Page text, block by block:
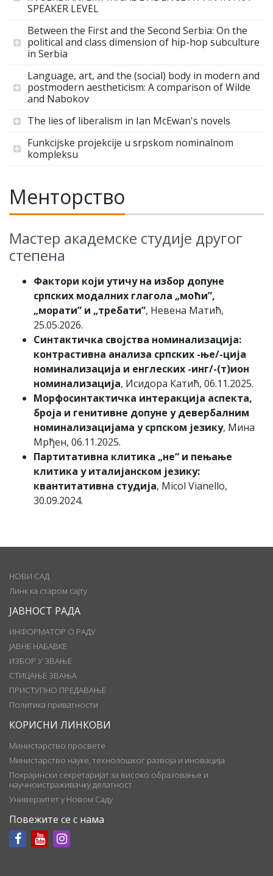
SPEAKER LEVEL
Between the First and the Second Serbia: On the
political and class dimension of hip-hop subculture
in Serbia
Language, art, and the (social) body in modern and
postmodern aestheticism: A comparison of Wilde
and Nabokov
The lies of liberalism in Ian McEwan's novels
Funkcijske projekcije u srpskom nominalnom
kompleksu
Менторство
Мастер академске студије другог
степена
Фактори који утичу на избор допуне
српских модалних глагола „моћи”,
„морати” и „требати”, Невена Матић,
25.05.2026.
Синтактичка својства номинализација:
контрастивна анализа српских -ње/-ција
номинализација и енглеских -инг/-(т)ион
номинализација, Исидора Катић, 06.11.2025.
Морфосинтактичка интеракција аспекта,
броја и генитивне допуне у девербалним
номинализацијама у српском језику, Мина
Мрђен, 06.11.2025.
Партитативна клитика „не“ и пењање
клитика у италијанском језику:
квантитативна студија, Micol Vianello,
30.09.2024.
НОВИ САД
Линк ка старом сајту
ЈАВНОСТ РАДА
ИНФОРМАТОР О РАДУ
ЈАВНЕ НАБАВКЕ
ИЗБОР У ЗВАЊЕ
СТИЦАЊЕ ЗВАЊА
ПРИСТУПНО ПРЕДАВАЊЕ
Политика приватности
КОРИСНИ ЛИНКОВИ
Министарство просвете
Министарство науке, технолошког развоја и иновација
Покрајински секретаријат за високо образовање и
научноистраживачку делатност
Универзитет у Новом Саду
Повежите се с нама